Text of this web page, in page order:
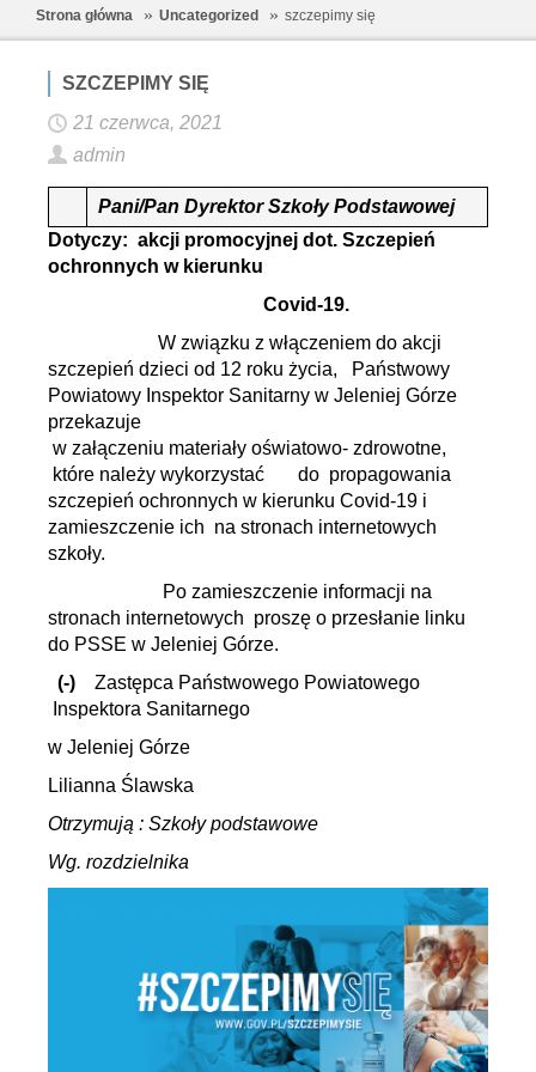
Strona główna Uncategorized szczepimy się
SZCZEPIMY SIĘ
21 czerwca, 2021
admin
Pani/Pan Dyrektor Szkoły Podstawowej
Dotyczy: akcji promocyjnej dot. Szczepień
ochronnych w kierunku
Covid-19.
W związku z włączeniem do akcji
szczepień dzieci od 12 roku życia,
Państwowy
Powiatowy Inspektor Sanitarny w Jeleniej Górze
przekazuje
w załączeniu materiały oświatowo- zdrowotne,
które należy wykorzystać do propagowania
szczepień ochronnych w kierunku Covid-19 i
zamieszczenie ich na stronach internetowych
szkoły.
Po zamieszczenie informacji na
stronach internetowych proszę o przesłanie linku
do PSSE w Jeleniej Górze.
(-)
Zastępca Państwowego Powiatowego
Inspektora Sanitarnego
w Jeleniej Górze
Lilianna Ślawska
Otrzymują : Szkoły podstawowe
Wg. rozdzielnika